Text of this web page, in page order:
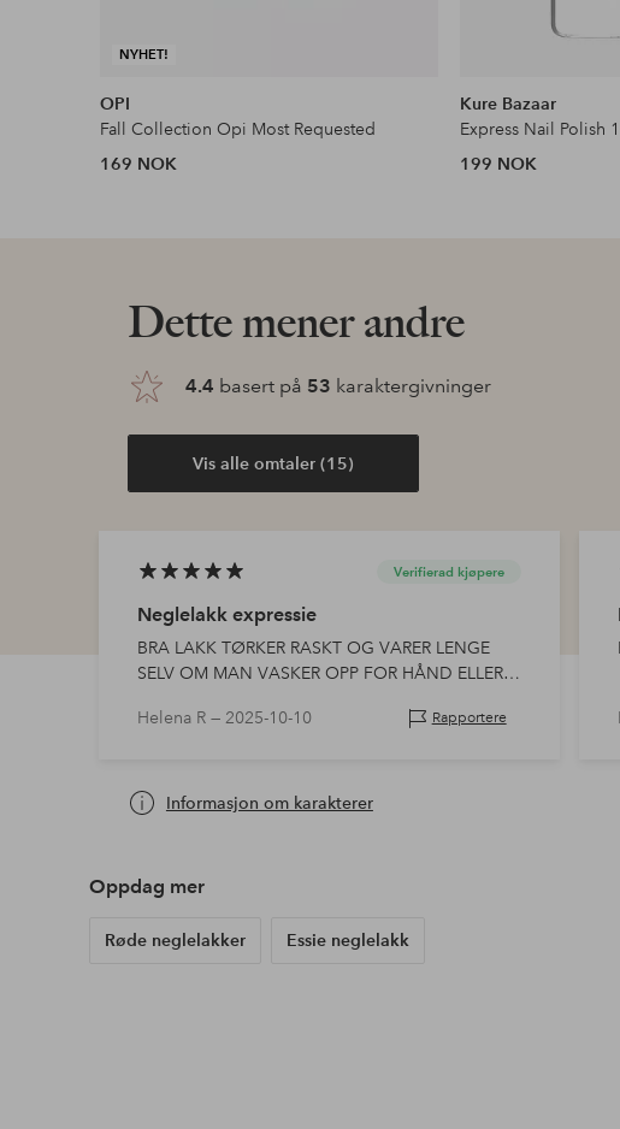
NYHET!
OPI
Fall Collection Opi Most Requested
169 NOK
Kure Bazaar
Express Nail Polish
199 NOK
Dette mener andre
4.4 basert på 53 karaktergivninger
Vis alle omtaler (15)
Verifierad kjøpere
Neglelakk expressie
BRA LAKK TØRKER RASKT OG VARER LENGE
SELV OM MAN VASKER OPP FOR HÅND ELLER
Helena R — 2025-10-10 Rapportere
Informasjon om karakterer
Oppdag mer
Røde neglelakker Essie neglelakk